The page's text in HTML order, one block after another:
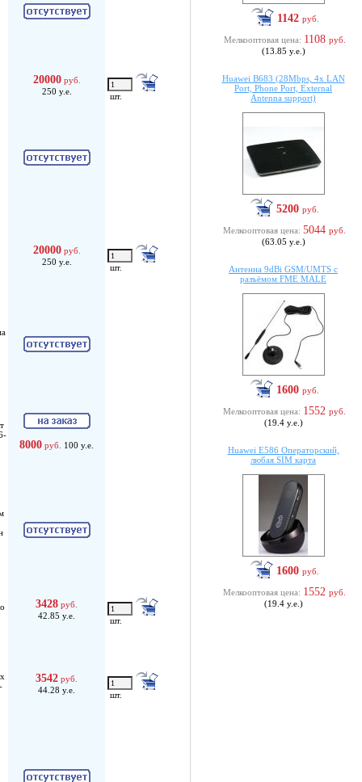
20000 руб.
250 у.е.
шт.
20000 руб.
250 у.е.
шт.
8000 руб. 100 у.е.
3428 руб.
42.85 у.е.
шт.
3542 руб.
44.28 у.е.
шт.
1142 руб.
Мелкооптовая цена: 1108 руб.
(13.85 у.е.)
Huawei B683 (28Mbps, 4x LAN
Port, Phone Port, External
Antenna support)
5200 руб.
Мелкооптовая цена: 5044 руб.
(63.05 у.е.)
Антенна 9dBi GSM/UMTS с
разъёмом FME MALE
1600 руб.
Мелкооптовая цена: 1552 руб.
(19.4 у.е.)
Huawei E586 Операторский,
любая SIM карта
1600 руб.
Мелкооптовая цена: 1552 руб.
(19.4 у.е.)